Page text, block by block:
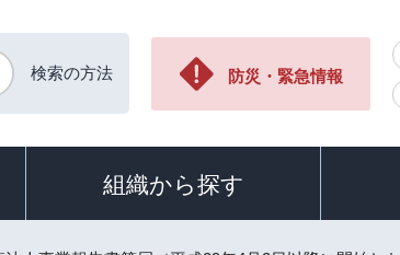
検索の方法 防災・緊急情報
組織から探す